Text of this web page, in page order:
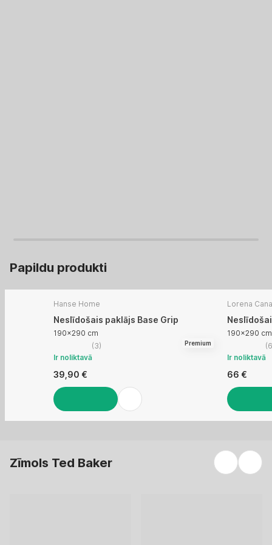
Papildu produkti
Hanse Home
Neslīdošais paklājs Base Grip
190x290 cm
(3)
Ir noliktavā
39,90 €
Premium
Lorena
190x290 cm
(6
Ir noliktavā
66 €
Zīmols Ted Baker